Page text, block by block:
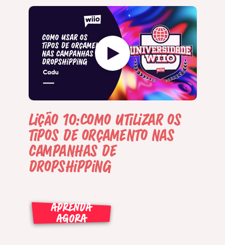
Lição 10:Como utilizar os
tipos de orçamento nas
campanhas de
dropshipping
APRENDA
AGORA